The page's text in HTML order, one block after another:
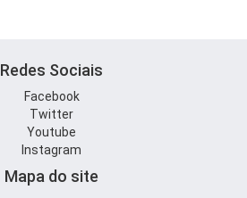
Redes Sociais
Facebook
Twitter
Youtube
Instagram
Mapa do site